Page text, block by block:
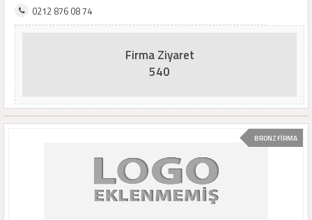
0212 876 08 74
Firma Ziyaret
540
BRONZ FİRMA